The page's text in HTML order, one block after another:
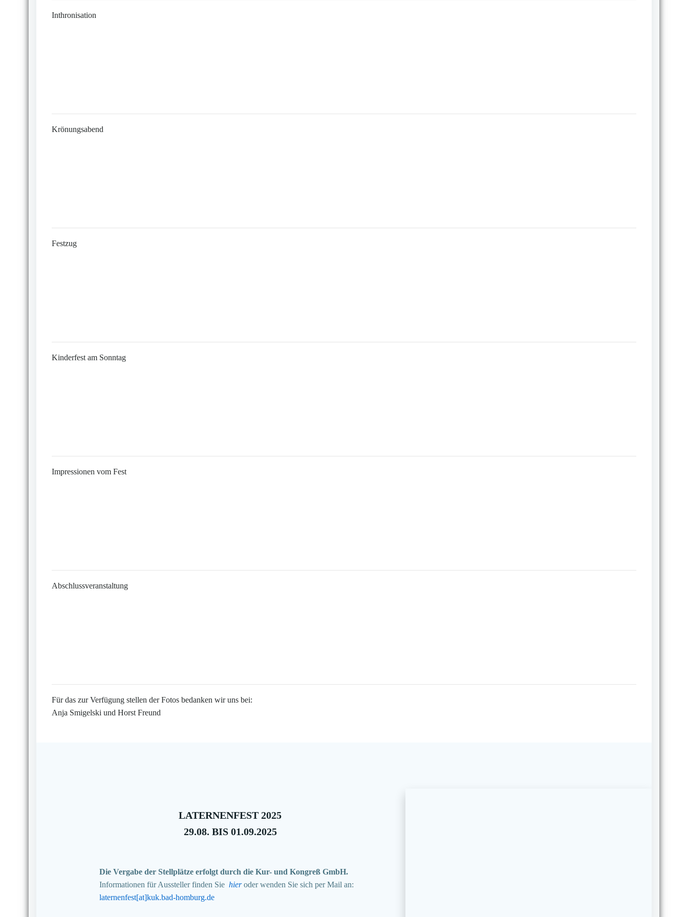
Inthronisation
Krönungsabend
Festzug
Kinderfest am Sonntag
Impressionen vom Fest
Abschlussveranstaltung
Für das zur Verfügung stellen der Fotos bedanken wir uns bei:
Anja Smigelski und Horst Freund
LATERNENFEST 2025
29.08. BIS 01.09.2025
Die Vergabe der Stellplätze erfolgt durch die Kur- und Kongreß GmbH.
Informationen für Aussteller finden Sie hieroder wenden Sie sich per Mail an:
laternenfest[at]kuk.bad-homburg.de